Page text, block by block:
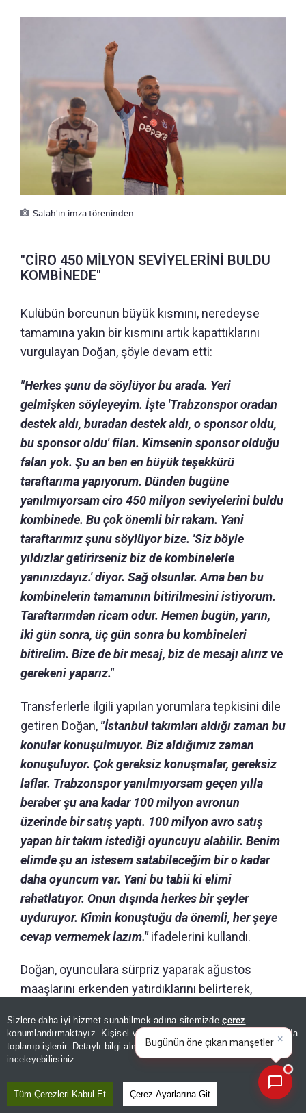
Sizlere daha iyi hizmet sunabilmek adına sitemizdeçerez
konumlandırmaktayız. Kişisel verileriniz, KVKK ve GDPR kapsamında
toplanıp işlenir. Detaylı bilgi almak içinAydınlatma Metnimizi
inceleyebilirsiniz.
Tüm Çerezleri Kabul Et Çerez Ayarlarına Git
Salah'ın imza töreninden
"CİRO 450 MİLYON SEVİYELERİNİ BULDU
KOMBİNEDE"
Kulübün borcunun büyük kısmını, neredeyse
tamamına yakın bir kısmını artık kapattıklarını
vurgulayan Doğan, şöyle devam etti:
"Herkes şunu da söylüyor bu arada. Yeri
gelmişken söyleyeyim. İşte 'Trabzonspor oradan
destek aldı, buradan destek aldı, o sponsor oldu,
bu sponsor oldu' filan. Kimsenin sponsor olduğu
falan yok. Şu an ben en büyük teşekkürü
taraftarıma yapıyorum. Dünden bugüne
yanılmıyorsam ciro 450 milyon seviyelerini buldu
kombinede. Bu çok önemli bir rakam. Yani
taraftarımız şunu söylüyor bize. 'Siz böyle
yıldızlar getirirseniz biz de kombinelerle
yanınızdayız.' diyor. Sağ olsunlar. Ama ben bu
kombinelerin tamamının bitirilmesini istiyorum.
Taraftarımdan ricam odur. Hemen bugün, yarın,
iki gün sonra, üç gün sonra bu kombineleri
bitirelim. Bize de bir mesaj, biz de mesajı alırız ve
gerekeni yaparız."
Transferlerle ilgili yapılan yorumlara tepkisini dile
getiren Doğan, "İstanbul takımları aldığı zaman bu
konular konuşulmuyor. Biz aldığımız zaman
konuşuluyor. Çok gereksiz konuşmalar, gereksiz
laflar. Trabzonspor yanılmıyorsam geçen yılla
beraber şu ana kadar 100 milyon avronun
üzerinde bir satış yaptı. 100 milyon avro satış
yapan bir takım istediği oyuncuyu alabilir. Benim
elimde şu an istesem satabileceğim bir o kadar
daha oyuncum var. Yani bu tabii ki elimi
rahatlatıyor. Onun dışında herkes bir şeyler
uyduruyor. Kimin konuştuğu da önemli, her şeye
cevap vermemek lazım."ifadelerini kullandı.
Doğan, oyunculara sürpriz yaparak ağustos
maaşlarını erkenden yatırdıklarını belirterek,
sağlamaya çalışıyoruz. Hiçbir şeylerini eksik
etmek istemiyoruz. Onlar da hem bizim hem
hocalarının yüzlerini güldürdü. İçeride oluşan bu
pozitif atmosferi lige de yansıtmak istiyoruz."
şeklinde konuştu.
×
Bugünün öne çıkan manşetleri
ve gelişmeleri neler?|